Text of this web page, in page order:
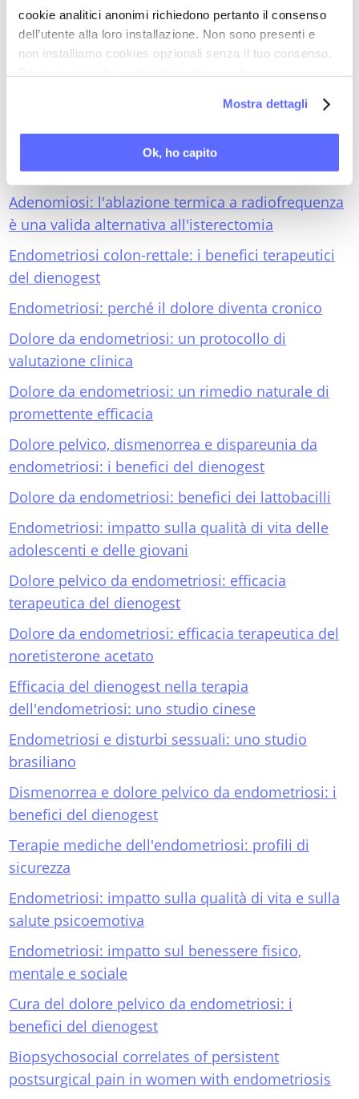
cookie analitici anonimi richiedono pertanto il consenso
dell’utente alla loro installazione. Non sono presenti e
non installiamo cookies opzionali senza il tuo consenso.
Mostra dettagli
Ok, ho capito
diagnosi precoce
Endometriosi: un'alimentazione mirata può
Endometriosi e intestino irritabile: forte
Dolore da endometriosi: l'efficacia terapeutica del
relugolix
Adenomiosi: l'ablazione termica a radiofrequenza
è una valida alternativa all'isterectomia
Endometriosi colon-rettale: i benefici terapeutici
del dienogest
Endometriosi: perché il dolore diventa cronico
Dolore da endometriosi: un protocollo di
valutazione clinica
Dolore da endometriosi: un rimedio naturale di
promettente efficacia
Dolore pelvico, dismenorrea e dispareunia da
endometriosi: i benefici del dienogest
Dolore da endometriosi: benefici dei lattobacilli
Endometriosi: impatto sulla qualità di vita delle
adolescenti e delle giovani
Dolore pelvico da endometriosi: efficacia
terapeutica del dienogest
Dolore da endometriosi: efficacia terapeutica del
noretisterone acetato
Efficacia del dienogest nella terapia
dell'endometriosi: uno studio cinese
Endometriosi e disturbi sessuali: uno studio
brasiliano
Dismenorrea e dolore pelvico da endometriosi: i
benefici del dienogest
Terapie mediche dell'endometriosi: profili di
sicurezza
Endometriosi: impatto sulla qualità di vita e sulla
salute psicoemotiva
Endometriosi: impatto sul benessere fisico,
mentale e sociale
Cura del dolore pelvico da endometriosi: i
benefici del dienogest
Biopsychosocial correlates of persistent
postsurgical pain in women with endometriosis